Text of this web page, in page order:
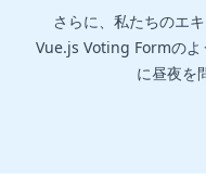
さらに、私たちのエ
Vue.js Voting Formのよ
に昼夜を